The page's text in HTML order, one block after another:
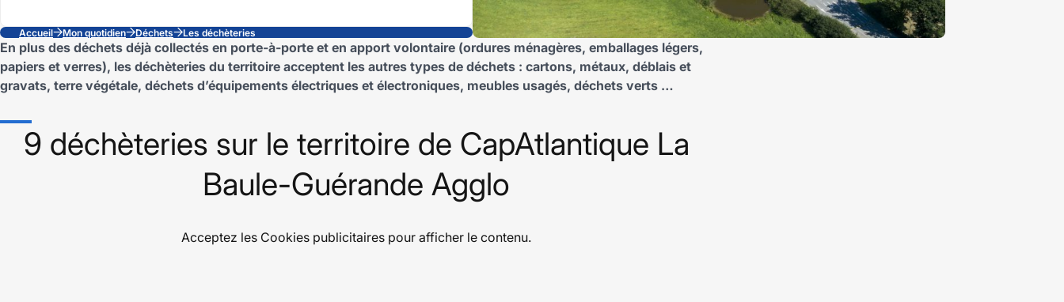
Accueil Mon quotidien Déchets Les déchèteries
En plus des déchets déjà collectés en porte-à-porte et en apport volontaire (ordures ménagères, emballages légers,
papiers et verres), les déchèteries du territoire acceptent les autres types de déchets : cartons, métaux, déblais et
gravats, terre végétale, déchets d’équipements électriques et électroniques, meubles usagés, déchets verts …
9 déchèteries sur le territoire de CapAtlantique La
Baule-Guérande Agglo
Acceptez les Cookies publicitaires pour afficher le contenu.